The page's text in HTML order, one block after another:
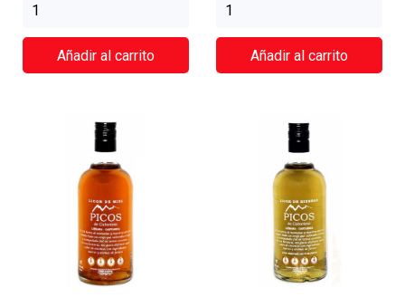
Añadir al carrito Añadir al carrito